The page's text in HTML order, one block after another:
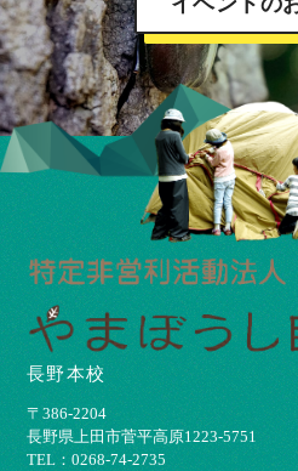
長野本校
〒386-2204
⻑野県上⽥市菅平⾼原1223-5751
TEL：0268-74-2735